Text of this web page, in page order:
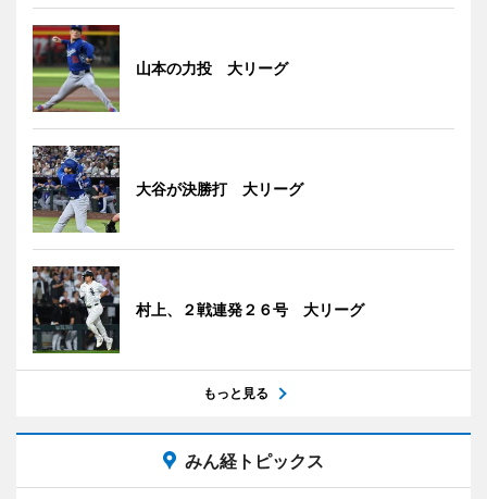
山本の力投 大リーグ
大谷が決勝打 大リーグ
村上、２戦連発２６号 大リーグ
もっと見る
みん経トピックス